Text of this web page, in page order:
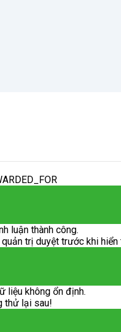
luận thành công.
trị duyệt trước khi hiển
liệu không ổn định.
thử lại sau!